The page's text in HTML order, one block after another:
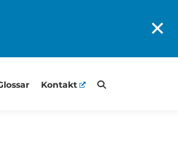
✕
Kontakt